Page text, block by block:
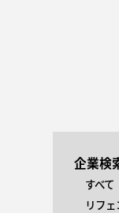
企業検
すべて
リフ